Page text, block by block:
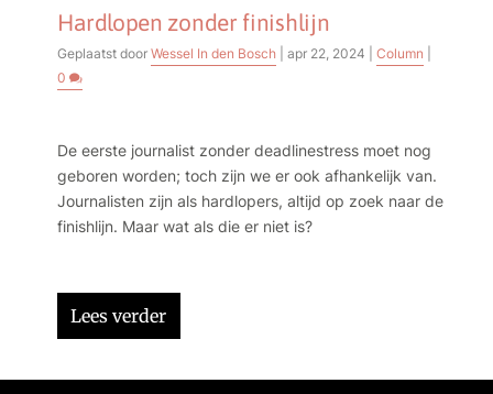
Hardlopen zonder finishlijn
Geplaatst doorWessel In den Bosch |apr 22, 2024 |Column
0
De eerste journalist zonder deadlinestress moet nog
geboren worden; toch zijn we er ook afhankelijk van.
Journalisten zijn als hardlopers, altijd op zoek naar de
finishlijn. Maar wat als die er niet is?
Lees verder